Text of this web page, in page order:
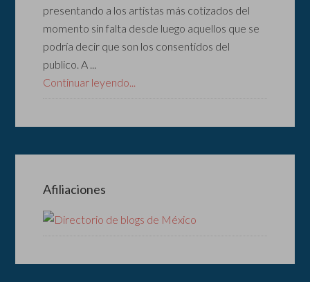
presentando a los artistas más cotizados del
momento sin falta desde luego aquellos que se
podría decir que son los consentidos del
publico. A ...
Continuar leyendo...
Afiliaciones